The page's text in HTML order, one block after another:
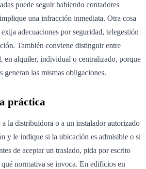
puede seguir habiendo contadores
una infracción inmediata. Otra cosa
adecuaciones por seguridad, telegestión
También conviene distinguir entre
en alquiler, individual o centralizado, porque
generan las mismas obligaciones.
práctica
a la distribuidora o a un instalador autorizado
y le indique si la ubicación es admisible o si
de aceptar un traslado, pida por escrito
normativa se invoca. En edificios en